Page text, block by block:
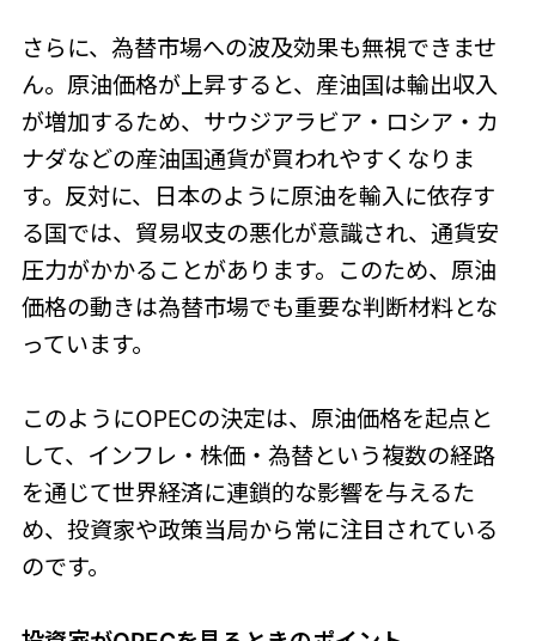
さらに、為替市場への波及効果も無視できませ
ん。原油価格が上昇すると、産油国は輸出収入
が増加するため、サウジアラビア・ロシア・カ
ナダなどの産油国通貨が買われやすくなりま
す。反対に、日本のように原油を輸入に依存す
る国では、貿易収支の悪化が意識され、通貨安
圧力がかかることがあります。このため、原油
価格の動きは為替市場でも重要な判断材料とな
っています。
このようにOPECの決定は、原油価格を起点と
して、インフレ・株価・為替という複数の経路
を通じて世界経済に連鎖的な影響を与えるた
め、投資家や政策当局から常に注目されている
のです。